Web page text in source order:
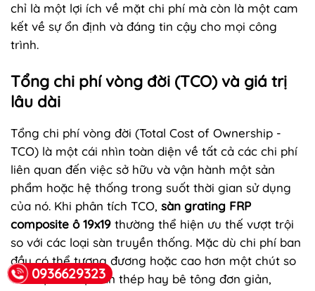
chỉ là một lợi ích về mặt chi phí mà còn là một cam
kết về sự ổn định và đáng tin cậy cho mọi công
trình.
Tổng chi phí vòng đời (TCO) và giá trị
lâu dài
Tổng chi phí vòng đời (Total Cost of Ownership -
TCO) là một cái nhìn toàn diện về tất cả các chi phí
liên quan đến việc sở hữu và vận hành một sản
phẩm hoặc hệ thống trong suốt thời gian sử dụng
của nó. Khi phân tích TCO, sàn grating FRP
composite ô 19x19 thường thể hiện ưu thế vượt trội
so với các loại sàn truyền thống. Mặc dù chi phí ban
đầu có thể tương đương hoặc cao hơn một chút so
với một số loại sàn thép hay bê tông đơn giản,
0936629323